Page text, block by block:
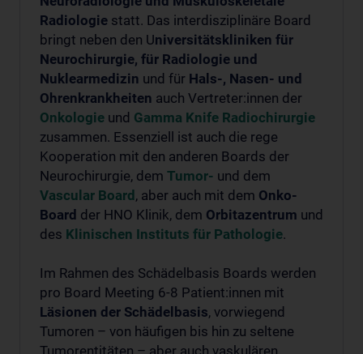
Radiologie statt. Das interdisziplinäre Board
bringt neben den Universitätskliniken für
Neurochirurgie, für Radiologie und
Nuklearmedizin und für Hals-, Nasen- und
Ohrenkrankheiten auch Vertreter:innen der
Onkologie und Gamma Knife Radiochirurgie
zusammen. Essenziell ist auch die rege
Kooperation mit den anderen Boards der
Neurochirurgie, dem Tumor- und dem
Vascular Board, aber auch mit dem Onko-
Board der HNO Klinik, dem Orbitazentrum und
des Klinischen Instituts für Pathologie.
Im Rahmen des Schädelbasis Boards werden
pro Board Meeting 6-8 Patient:innen mit
Läsionen der Schädelbasis, vorwiegend
Tumoren – von häufigen bis hin zu seltene
Tumorentitäten – aber auch vaskulären